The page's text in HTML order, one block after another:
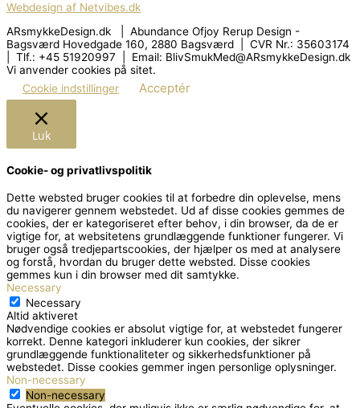
Webdesign af Netvibes.dk
ARsmykkeDesign.dk | Abundance Ofjoy Rerup Design -
Bagsværd Hovedgade 160, 2880 Bagsværd | CVR Nr.: 35603174
| Tlf.: +45 51920997 | Email: BlivSmukMed@ARsmykkeDesign.dk
Vi anvender cookies på sitet.
Cookie indstillinger
Acceptér
Luk
Cookie- og privatlivspolitik
Dette websted bruger cookies til at forbedre din oplevelse, mens
du navigerer gennem webstedet. Ud af disse cookies gemmes de
cookies, der er kategoriseret efter behov, i din browser, da de er
vigtige for, at websitetens grundlæggende funktioner fungerer. Vi
bruger også tredjepartscookies, der hjælper os med at analysere
og forstå, hvordan du bruger dette websted. Disse cookies
gemmes kun i din browser med dit samtykke.
Necessary
Necessary
Altid aktiveret
Nødvendige cookies er absolut vigtige for, at webstedet fungerer
korrekt. Denne kategori inkluderer kun cookies, der sikrer
grundlæggende funktionaliteter og sikkerhedsfunktioner på
webstedet. Disse cookies gemmer ingen personlige oplysninger.
Non-necessary
Non-necessary